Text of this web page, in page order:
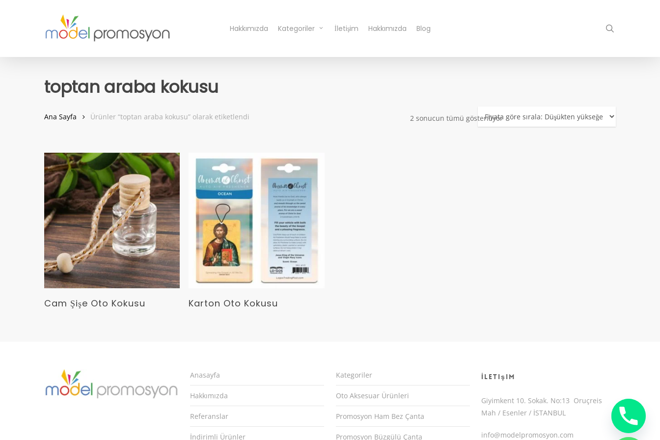
Hakkımızda Kategoriler İletişim Hakkımızda Blog
toptan araba kokusu
2 sonucun tümü gösteriliyorFiyata
göre
Ana Sayfa Ürünler “toptan araba kokusu” olarak etiketlendi
Devamını Oku
Cam Şişe Oto Kokusu Devamını Oku
Karton Oto Kokusu
Anasayfa
Hakkımızda
Referanslar
İndirimli Ürünler
Kategoriler
Oto Aksesuar Ürünleri
Promosyon Ham Bez Çanta
Promosyon Büzgülü Çanta
İletişim
Giyimkent 10. Sokak. No:13 Oruçreis
Mah / Esenler / İSTANBUL
info@modelpromosyon.com